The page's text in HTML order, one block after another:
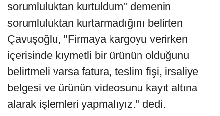
sorumluluktan kurtuldum" demenin
sorumluluktan kurtarmadığını belirten
Çavuşoğlu, "Firmaya kargoyu verirken
içerisinde kıymetli bir ürünün olduğunu
belirtmeli varsa fatura, teslim fişi, irsaliye
belgesi ve ürünün videosunu kayıt altına
alarak işlemleri yapmalıyız." dedi.